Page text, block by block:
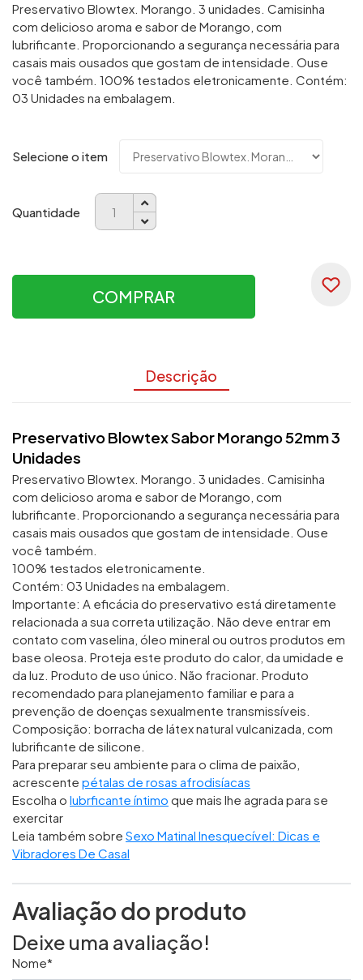
Preservativo Blowtex. Morango. 3 unidades. Camisinha
com delicioso aroma e sabor de Morango, com
lubrificante. Proporcionando a segurança necessária para
casais mais ousados que gostam de intensidade. Ouse
você também. 100% testados eletronicamente. Contém:
03 Unidades na embalagem.
Selecione o item
Quantidade
COMPRAR
Descrição
Preservativo Blowtex Sabor Morango 52mm 3
Unidades
Preservativo Blowtex. Morango. 3 unidades. Camisinha
com delicioso aroma e sabor de Morango, com
lubrificante. Proporcionando a segurança necessária para
casais mais ousados que gostam de intensidade. Ouse
você também.
100% testados eletronicamente.
Contém: 03 Unidades na embalagem.
Importante: A eficácia do preservativo está diretamente
relacionada a sua correta utilização. Não deve entrar em
contato com vaselina, óleo mineral ou outros produtos em
base oleosa. Proteja este produto do calor, da umidade e
da luz. Produto de uso único. Não fracionar. Produto
recomendado para planejamento familiar e para a
prevenção de doenças sexualmente transmissíveis.
Composição: borracha de látex natural vulcanizada, com
lubrificante de silicone.
Para preparar seu ambiente para o clima de paixão,
acrescente pétalas de rosas afrodisíacas
Escolha o lubrficante íntimo que mais lhe agrada para se
exercitar
Leia também sobre Sexo Matinal Inesquecível: Dicas e
Vibradores De Casal
Avaliação do produto
Deixe uma avaliação!
Nome*